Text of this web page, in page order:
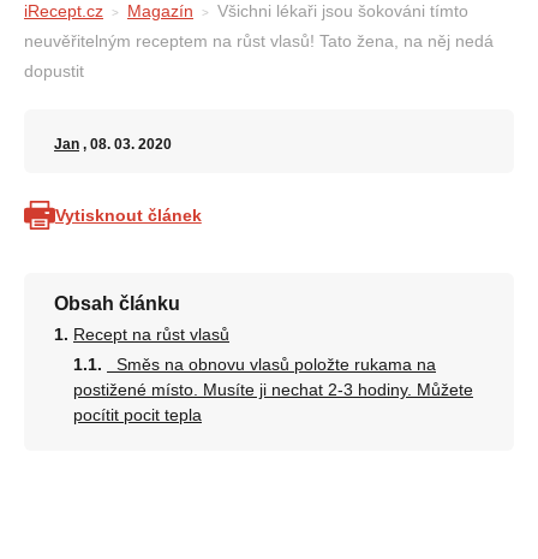
iRecept.cz Magazín
Všichni lékaři jsou šokováni tímto
neuvěřitelným receptem na růst vlasů! Tato žena, na něj nedá
dopustit
Jan , 08. 03. 2020
Vytisknout článek
Obsah článku
Recept na růst vlasů
Směs na obnovu vlasů položte rukama na
postižené místo. Musíte ji nechat 2-3 hodiny. Můžete
pocítit pocit tepla